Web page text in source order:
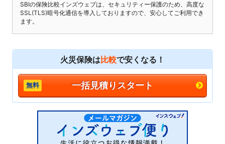
SBIの保険比較インズウェブは、セキュリティー保護のため、高度な
SSL(TLS)暗号化通信を導入しておりますので、安心してご利用でき
ます。
火災保険は比較で安くなる！
一括見積りスタート